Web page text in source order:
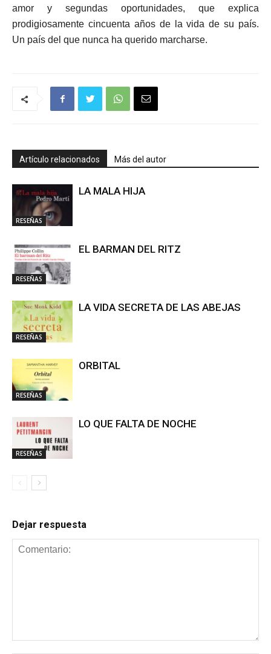
amor y segundas oportunidades, que explica
prodigiosamente cincuenta años de la vida de su país.
Un país del que nunca ha querido marcharse.
Artículo relacionados Más del autor
RESEÑAS
LA MALA HIJA
RESEÑAS
EL BARMAN DEL RITZ
RESEÑAS
LA VIDA SECRETA DE LAS ABEJAS
RESEÑAS
ORBITAL
RESEÑAS
LO QUE FALTA DE NOCHE
Dejar respuesta